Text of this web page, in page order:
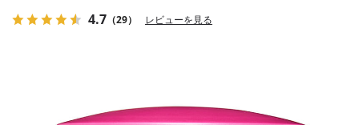
4.7（29） レビューを見る